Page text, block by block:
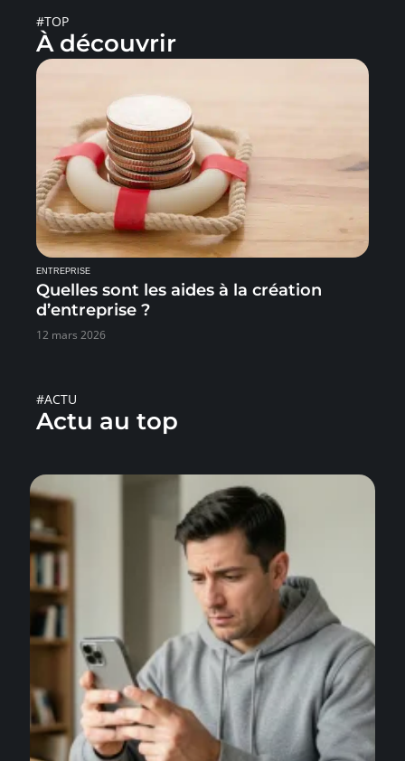
#TOP
À découvrir
ENTREPRISE
Quelles sont les aides à la création
d’entreprise ?
12 mars 2026
#ACTU
Actu au top